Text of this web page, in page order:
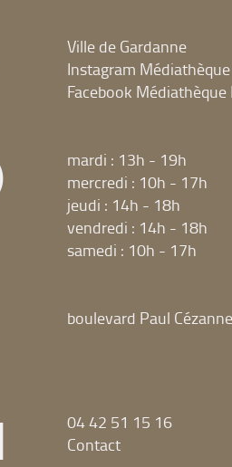
Ville de Gardanne
Instagram
Facebook
mardi : 13h - 19h
mercredi : 10h - 17h
jeudi : 14h - 18h
vendredi : 14h - 18h
samedi : 10h - 17h
boulevard Paul
04 42 51 15 16
Contact